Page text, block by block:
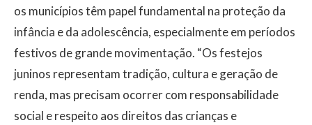
os municípios têm papel fundamental na proteção da
infância e da adolescência, especialmente em períodos
festivos de grande movimentação. “Os festejos
juninos representam tradição, cultura e geração de
renda, mas precisam ocorrer com responsabilidade
social e respeito aos direitos das crianças e